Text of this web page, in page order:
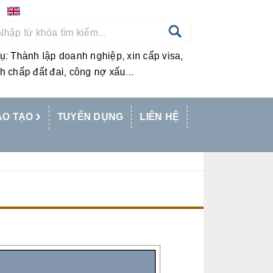
Thành lập doanh nghiệp, xin cấp visa,
chấp đất đai, công nợ xấu...
TẠO TUYỂN DỤNG LIÊN HỆ